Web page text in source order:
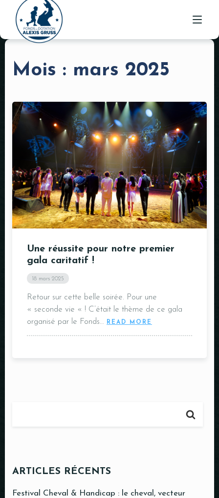
ACTUALITÉS
ACTIONS
NOS MÉCÈNES
NOUS SOUTENIR
PARRAINER UN CHEVAL
CONTACT
Mois : mars 2025
Une réussite pour notre premier
gala caritatif !
18 mars 2025
Retour sur cette belle soirée. Pour une
« seconde vie « ! C’était le thème de ce gala
organisé par le Fonds…
READ MORE
ARTICLES RÉCENTS
Festival Cheval & Handicap : le cheval, vecteur